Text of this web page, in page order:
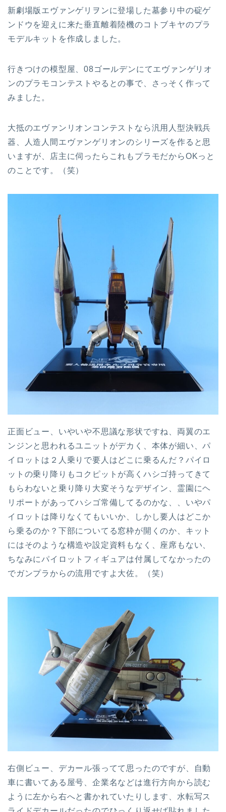
新劇場版エヴァンゲリヲンに登場した墓参り中の碇ゲ
ンドウを迎えに来た垂直離着陸機のコトブキヤのプラ
モデルキットを作成しました。
行きつけの模型屋、08ゴールデンにてエヴァンゲリオ
ンのプラモコンテストやるとの事で、さっそく作って
みました。
大抵のエヴァンリオンコンテストなら汎用人型決戦兵
器、人造人間エヴァンゲリオンのシリーズを作ると思
いますが、店主に伺ったらこれもプラモだからOKっと
のことです。（笑）
正面ビュー、いやいや不思議な形状ですね、両翼のエ
ンジンと思われるユニットがデカく、本体が細い、パ
イロットは２人乗りで要人はどこに乗るんだ？パイロ
ットの乗り降りもコクピットが高くハシゴ持ってきて
もらわないと乗り降り大変そうなデザイン、霊園にヘ
リポートがあってハシゴ常備してるのかな、、いやパ
イロットは降りなくてもいいか、しかし要人はどこか
ら乗るのか？下部についてる窓枠が開くのか、キット
にはそのような構造や設定資料もなく、座席もない、
ちなみにパイロットフィギュアは付属してなかったの
でガンプラからの流用ですよ大佐。（笑）
右側ビュー、デカール張ってて思ったのですが、自動
車に書いてある屋号、企業名などは進行方向から読む
ように左から右へと書かれていたりします、水転写ス